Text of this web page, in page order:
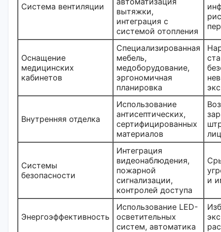
Система вентиляции
вытяжки,
интеграция с
системой отопления
Оснащение
медицинских
кабинетов
Специализированная
мебель,
медоборудование,
эргономичная
планировка
Внутренняя отделка
Использование
антисептических,
сертифицированных
материалов
Системы
безопасности
Интеграция
видеонаблюдения,
пожарной
сигнализации,
контролей доступа
и
Энергоэффективность
Использование LED-
осветительных
систем, автоматика